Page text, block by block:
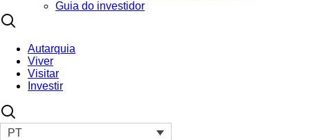
Guia do investidor
Autarquia
Viver
Visitar
Investir
PT